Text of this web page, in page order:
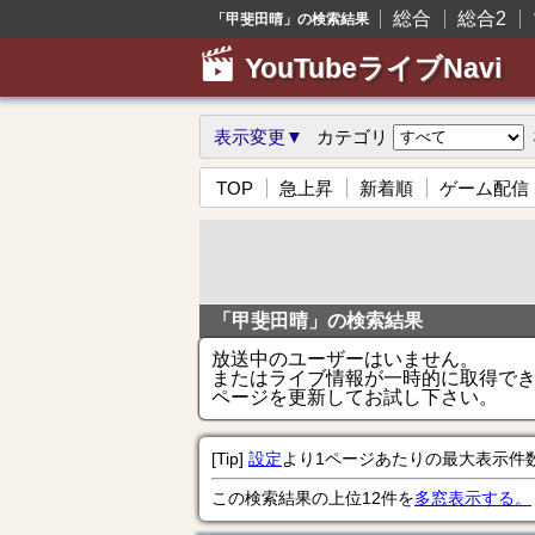
「甲斐田晴」の検索結果 総合 総合2
YouTubeライブNavi
表示変更▼ カテゴリ
TOP 急上昇 新着順 ゲーム配信
「甲斐田晴」の検索結果
放送中のユーザーはいません。
またはライブ情報が一時的に取得で
ページを更新してお試し下さい。
[Tip] 設定より1ページあたりの最大表示件
この検索結果の上位12件を多窓表示する。